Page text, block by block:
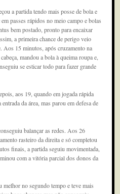
a partida tendo mais posse de bola e
passes rápidos no meio campo e bolas
bem postado, pronto para encaixar
a primeira chance de perigo veio
Aos 15 minutos, após cruzamento na
mandou a bola à queima roupa e,
se esticar todo para fazer grande
aos 19, quando em jogada rápida
da área, mas parou em defesa de
balançar as redes. Aos 26
rasteiro da direita e só completou
finais, a partida seguiu movimentada,
com a vitória parcial dos donos da
no segundo tempo e teve mais